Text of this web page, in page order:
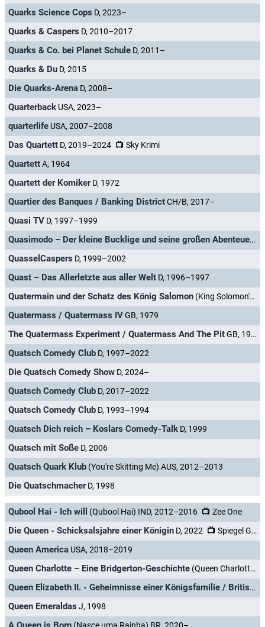
Quarks Science Cops D, 2023–
Quarks & Caspers D, 2010–2017
Quarks & Co. bei Planet Schule D, 2011–
Quarks & Du D, 2015
Die Quarks-Arena D, 2008–
Quarterback USA, 2023–
quarterlife USA, 2007–2008
Das Quartett D, 2019–2024 Sky Krimi
QuartettA, 1964
Quartett der Komiker D, 1972
Quartier des Banques / Banking DistrictCH/B, 2017–
Quasi TV D, 1997–1999
Quasimodo – Der kleine Bucklige und seine großen Abenteuer
QuasselCaspers D, 1999–2002
Quast – Das Allerletzte aus aller Welt D, 1996–1997
Quatermain und der Schatz des König Salomon (King Solomon's Mines) USA, 2003
Quatermass / Quatermass IVGB, 1979
The Quatermass Experiment / Quatermass And The PitGB, 1953–1959
Quatsch Comedy Club D, 1997–2022
Die Quatsch Comedy Show D, 2024–
Quatsch Comedy Club D, 2017–2022
Quatsch Comedy Club D, 1993–1994
Quatsch Dich reich – Koslars Comedy-Talk D, 1999
Quatsch mit Soße D, 2006
Quatsch Quark Klub (You're Skitting Me) AUS, 2012–2013
Die Quatschmacher D, 1998
Qubool Hai - Ich will (Qubool Hai) IND, 2012–2016 Zee One
Die Queen - Schicksalsjahre einer Königin D, 2022 Spiegel Geschichte
Queen America USA, 2018–2019
Queen Charlotte – Eine Bridgerton-Geschichte (Queen Charlotte: A Bridgerton Story) USA, 2023–
Queen Elizabeth II. - Geheimnisse einer Königsfamilie / Britisches Königshaus
Queen Emeraldas J, 1998